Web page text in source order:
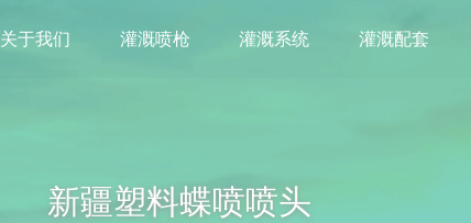
关于我们 灌溉喷枪 灌溉系统 灌溉配套
新疆塑料蝶喷喷头